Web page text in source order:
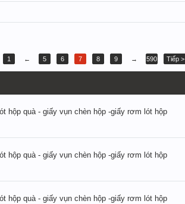
1 ← 5 6 7 8 9 → 590 Tiếp >
hộp quà - giấy vụn chèn hộp -giấy rơm lót hộp
hộp quà - giấy vụn chèn hộp -giấy rơm lót hộp
hộp quà - giấy vụn chèn hộp -giấy rơm lót hộp